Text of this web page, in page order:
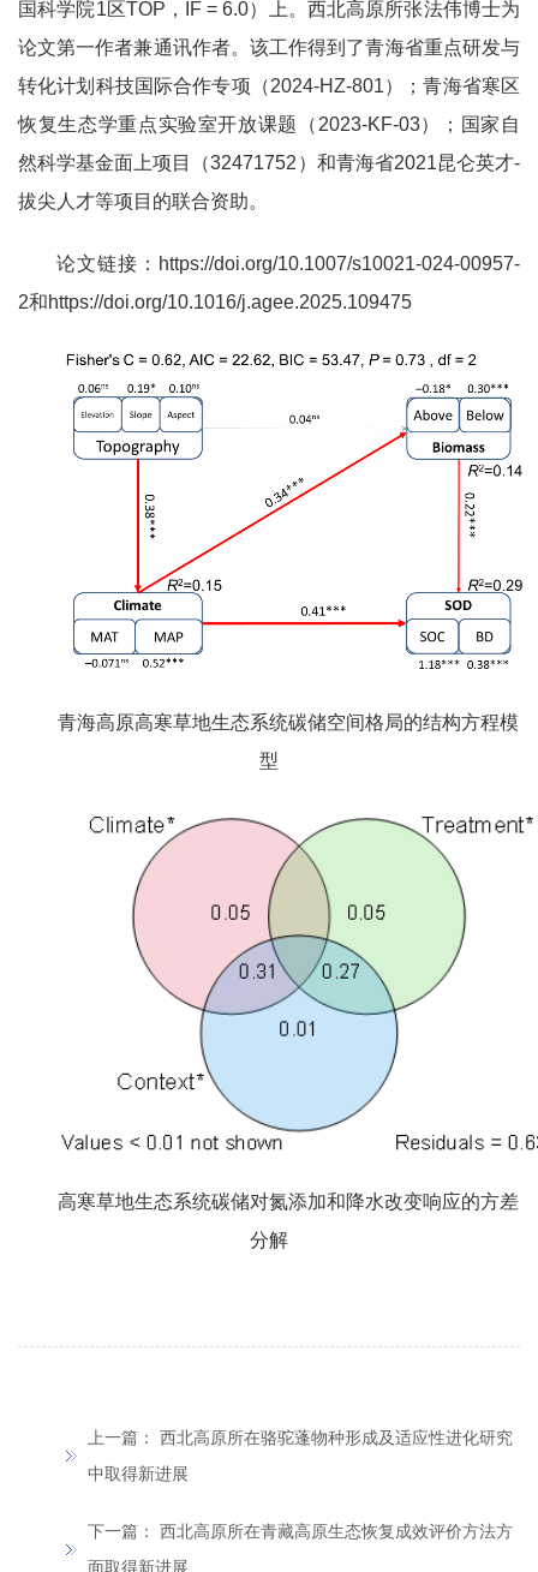
国科学院1区TOP，IF = 6.0）上。西北高原所张法伟博士为
论文第一作者兼通讯作者。该工作得到了青海省重点研发与
转化计划科技国际合作专项（2024-HZ-801）；青海省寒区
恢复生态学重点实验室开放课题（2023-KF-03）；国家自
然科学基金面上项目（32471752）和青海省2021昆仑英才-
拔尖人才等项目的联合资助。
论文链接：https://doi.org/10.1007/s10021-024-00957-
2和https://doi.org/10.1016/j.agee.2025.109475
青海高原高寒草地生态系统碳储空间格局的结构方程模
型
高寒草地生态系统碳储对氮添加和降水改变响应的方差
分解
上一篇： 西北高原所在骆驼蓬物种形成及适应性进化研究
中取得新进展
下一篇： 西北高原所在青藏高原生态恢复成效评价方法方
面取得新进展